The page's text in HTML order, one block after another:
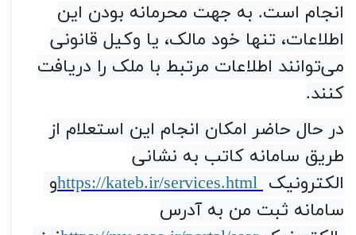
انجام است. به جهت محرمانه بودن این
اطلاعات، تنها خود مالک، یا وکیل قانونی
می‌توانند اطلاعات مرتبط با ملک را دریافت
کنند.
در حال حاضر امکان انجام این استعلام از
طریق سامانه کاتب به نشانی
الکترونیک https://kateb.ir/services.htmlو
سامانه ثبت من به آدرس